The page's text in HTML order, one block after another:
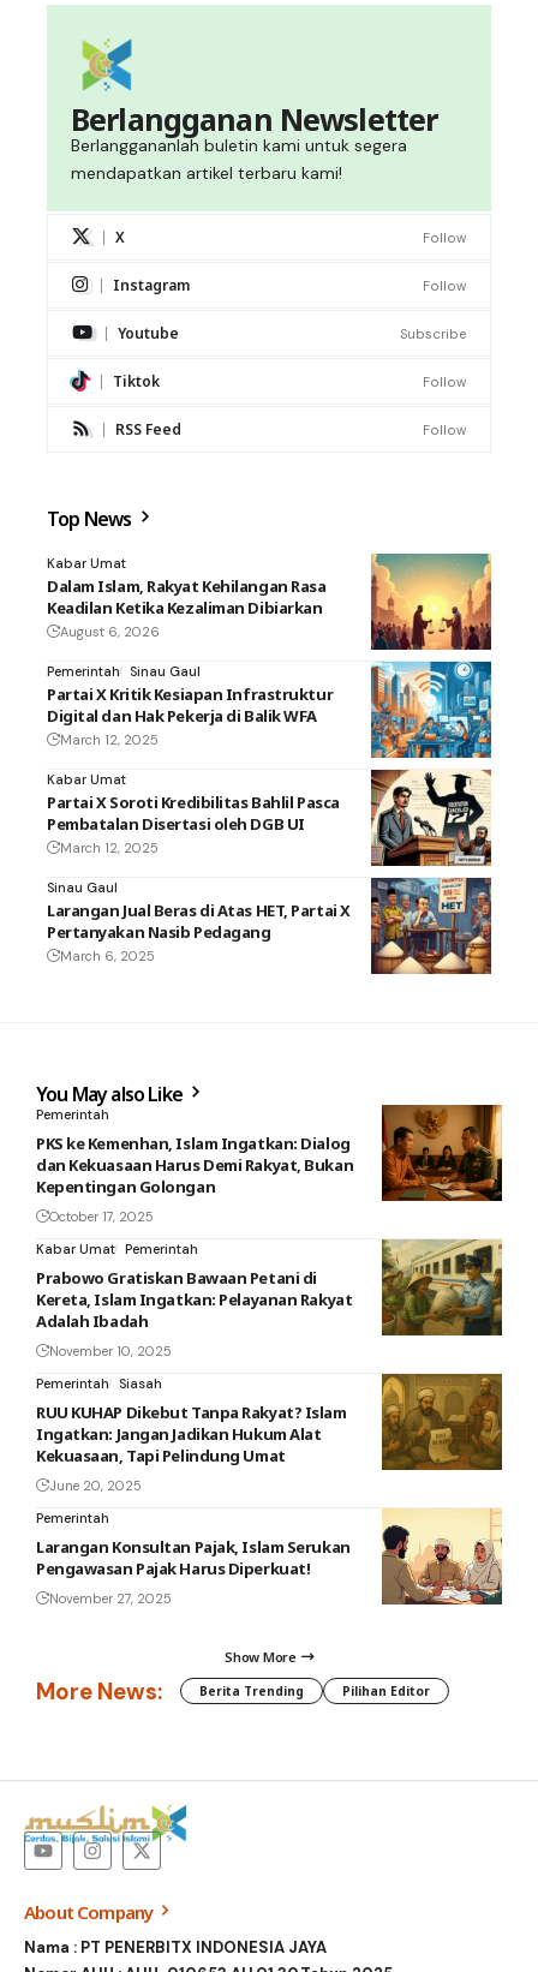
Berlangganan Newsletter
Berlanggananlah buletin kami untuk segera
mendapatkan artikel terbaru kami!
X Follow
Instagram Follow
Youtube Subscribe
Tiktok Follow
RSS Feed Follow
Top News
Kabar Umat
Dalam Islam, Rakyat Kehilangan Rasa
Keadilan Ketika Kezaliman Dibiarkan
August 6, 2026
Pemerintah Sinau Gaul
Partai X Kritik Kesiapan Infrastruktur
Digital dan Hak Pekerja di Balik WFA
March 12, 2025
Kabar Umat
Partai X Soroti Kredibilitas Bahlil Pasca
Pembatalan Disertasi oleh DGB UI
March 12, 2025
Sinau Gaul
Larangan Jual Beras di Atas HET, Partai X
Pertanyakan Nasib Pedagang
March 6, 2025
You May also Like
Pemerintah
PKS ke Kemenhan, Islam Ingatkan: Dialog
dan Kekuasaan Harus Demi Rakyat, Bukan
Kepentingan Golongan
October 17, 2025
Kabar Umat Pemerintah
Prabowo Gratiskan Bawaan Petani di
Kereta, Islam Ingatkan: Pelayanan Rakyat
Adalah Ibadah
November 10, 2025
Pemerintah
Siasah
RUU KUHAP Dikebut Tanpa Rakyat? Islam
Ingatkan: Jangan Jadikan Hukum Alat
Kekuasaan, Tapi Pelindung Umat
June 20, 2025
Pemerintah
Larangan Konsultan Pajak, Islam Serukan
Pengawasan Pajak Harus Diperkuat!
November 27, 2025
Show More
More News: Berita Trending Pilihan Editor
About Company
Nama : PT PENERBITX INDONESIA JAYA